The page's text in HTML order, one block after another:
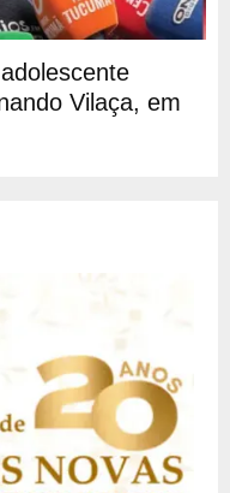
Vilaça, em